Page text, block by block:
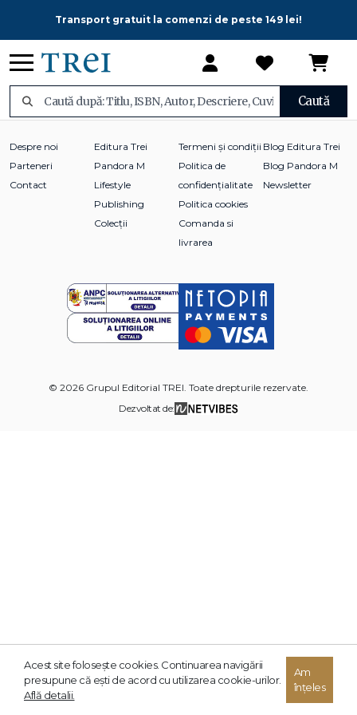
Transport gratuit la comenzi de peste 149 lei!
Caută
Despre noi
Parteneri
Contact
Editura Trei
Pandora M
Lifestyle
Publishing
Colecții
Termeni și condiții
Politica de
confidențialitate
Politica cookies
Comanda si
livrarea
Blog Editura Trei
Blog Pandora M
Newsletter
© 2026 Grupul Editorial TREI. Toate drepturile rezervate.
Dezvoltat de:
Acest site foloseşte cookies. Continuarea navigării
presupune că eşti de acord cu utilizarea cookie-urilor.
Află detalii.
Am
înțeles